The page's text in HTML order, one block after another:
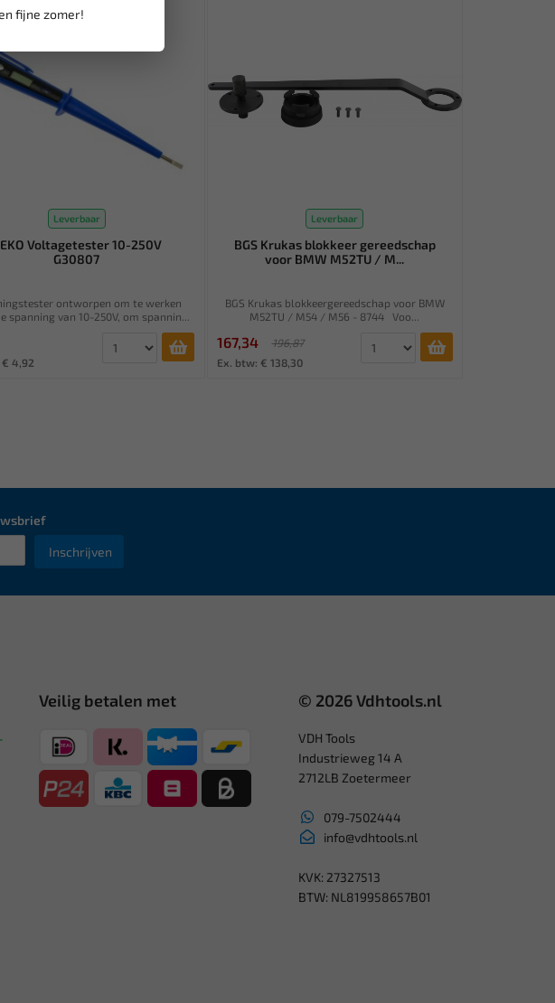
fijne zomer!
Leverbaar
Voltagetester 10-250V
G30807
ontworpen om te werken
spanning van 10-250V, om spannin...
4,92
Leverbaar
BGS Krukas blokkeer gereedschap
voor BMW M52TU / M...
BGS Krukas blokkeergereedschap voor BMW
M52TU / M54 / M56 - 8744 Voo...
167,34
196,87
Ex. btw: € 138,30
Inschrijven
Veilig betalen met © 2026 Vdhtools.nl
VDH Tools
Industrieweg 14 A
2712LB Zoetermeer
079-7502444
info@vdhtools.nl
KVK: 27327513
BTW: NL819958657B01